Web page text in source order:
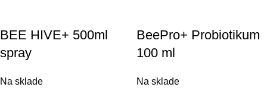
BEE HIVE+ 500ml
spray
Na sklade
BeePro+ Probiotikum
100 ml
Na sklade